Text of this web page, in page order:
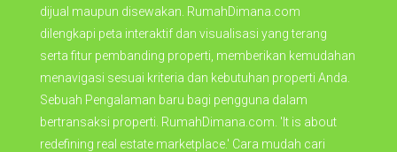
dijual maupun disewakan. RumahDimana.com
dilengkapi peta interaktif dan visualisasi yang terang
serta fitur pembanding properti, memberikan kemudahan
menavigasi sesuai kriteria dan kebutuhan properti Anda.
Sebuah Pengalaman baru bagi pengguna dalam
bertransaksi properti. RumahDimana.com. 'It is about
redefining real estate marketplace.' Cara mudah cari